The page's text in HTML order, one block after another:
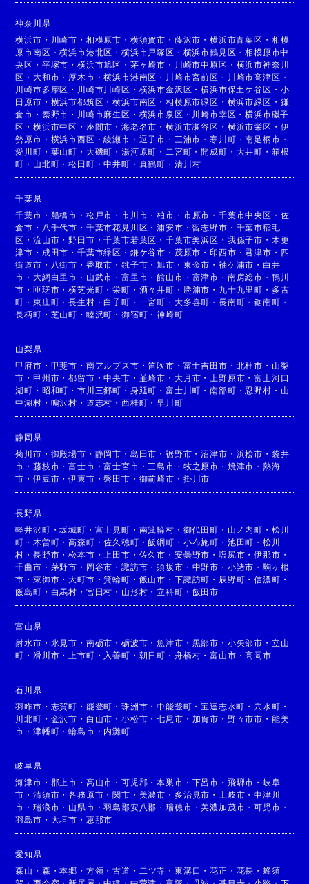
神奈川県
横浜市 ・ 川崎市 ・ 相模原市 ・ 横須賀市 ・ 藤沢市 ・横浜市青葉区 ・ 相模
原市南区 ・横浜市港北区 ・横浜市戸塚区 ・ 横浜市鶴見区 ・相模原市中
央区 ・ 平塚市 ・横浜市旭区 ・ 茅ヶ崎市 ・ 川崎市中原区 ・ 横浜市神奈川
区 ・大和市 ・ 厚木市 ・横浜市港南区 ・ 川崎市宮前区 ・ 川崎市高津区 ・
川崎市多摩区 ・ 川崎市川崎区 ・ 横浜市金沢区 ・横浜市保土ケ谷区 ・ 小
田原市 ・ 横浜市都筑区 ・横浜市南区 ・相模原市緑区 ・ 横浜市緑区 ・ 鎌
倉市 ・ 秦野市 ・ 川崎市麻生区 ・ 横浜市泉区 ・ 川崎市幸区 ・横浜市磯子
区 ・横浜市中区 ・ 座間市 ・海老名市 ・横浜市瀬谷区 ・ 横浜市栄区 ・ 伊
勢原市 ・ 横浜市西区 ・綾瀬市 ・ 逗子市 ・ 三浦市 ・寒川町 ・南足柄市 ・
愛川町 ・ 葉山町 ・ 大磯町 ・湯河原町 ・ 二宮町 ・開成町 ・ 大井町 ・ 箱根
町 ・ 山北町 ・松田町 ・中井町 ・ 真鶴町 ・ 清川村
千葉県
千葉市 ・ 船橋市 ・ 松戸市 ・市川市 ・柏市 ・ 市原市 ・ 千葉市中央区 ・ 佐
倉市 ・ 八千代市 ・ 千葉市花見川区 ・浦安市 ・習志野市 ・ 千葉市稲毛
区 ・流山市 ・野田市 ・千葉市若葉区 ・千葉市美浜区 ・ 我孫子市 ・ 木更
津市 ・ 成田市 ・千葉市緑区 ・ 鎌ケ谷市 ・ 茂原市 ・印西市 ・君津市 ・ 四
街道市 ・ 八街市 ・ 香取市 ・銚子市 ・旭市 ・ 東金市 ・ 袖ケ浦市 ・ 白井
市 ・大網白里市 ・ 山武市 ・富里市 ・館山市 ・ 富津市 ・ 南房総市 ・ 鴨川
市 ・匝瑳市 ・横芝光町 ・栄町 ・ 酒々井町 ・ 勝浦市 ・ 九十九里町 ・ 多古
町 ・東庄町 ・長生村 ・ 白子町 ・ 一宮町 ・ 大多喜町 ・ 長南町 ・鋸南町 ・
長柄町 ・ 芝山町 ・ 睦沢町 ・御宿町 ・神崎町
山梨県
甲府市 ・ 甲斐市 ・ 南アルプス市 ・笛吹市 ・ 富士吉田市 ・ 北杜市 ・ 山梨
市 ・甲州市 ・都留市 ・中央市 ・ 韮崎市 ・ 大月市 ・ 上野原市 ・富士河口
湖町 ・ 昭和町 ・市川三郷町 ・ 身延町 ・富士川町 ・南部町 ・忍野村 ・ 山
中湖村 ・ 鳴沢村 ・ 道志村 ・西桂町 ・早川町
静岡県
菊川市 ・ 御殿場市 ・ 静岡市 ・ 島田市 ・裾野市 ・沼津市 ・ 浜松市 ・ 袋井
市 ・藤枝市 ・富士市 ・富士宮市 ・ 三島市 ・ 牧之原市 ・ 焼津市 ・ 熱海
市 ・伊豆市 ・伊東市 ・磐田市 ・ 御前崎市 ・ 掛川市
長野県
軽井沢町 ・坂城町 ・ 富士見町 ・ 南箕輪村 ・ 御代田町 ・ 山ノ内町 ・ 松川
町 ・ 木曽町 ・高森町 ・佐久穂町 ・飯綱町 ・ 小布施町 ・ 池田町 ・ 松川
村 ・長野市 ・松本市 ・ 上田市 ・ 佐久市 ・ 安曇野市 ・ 塩尻市 ・伊那市 ・
千曲市 ・ 茅野市 ・ 岡谷市 ・諏訪市 ・須坂市 ・ 中野市 ・ 小諸市 ・ 駒ヶ根
市 ・東御市 ・大町市 ・箕輪町 ・ 飯山市 ・ 下諏訪町 ・ 辰野町 ・信濃町 ・
飯島町 ・ 白馬村 ・ 宮田村 ・ 山形村 ・立科町 ・ 飯田市
富山県
射水市 ・ 氷見市 ・ 南砺市 ・砺波市 ・魚津市 ・ 黒部市 ・ 小矢部市 ・ 立山
町 ・滑川市 ・ 上市町 ・ 入善町 ・ 朝日町 ・ 舟橋村 ・富山市 ・高岡市
石川県
羽咋市 ・ 志賀町 ・ 能登町 ・珠洲市 ・中能登町 ・宝達志水町 ・ 穴水町 ・
川北町 ・ 金沢市 ・ 白山市 ・小松市 ・七尾市 ・ 加賀市 ・ 野々市市 ・ 能美
市 ・津幡町 ・輪島市 ・ 内灘町
岐阜県
海津市 ・ 郡上市 ・ 高山市 ・可児郡 ・本巣市 ・ 下呂市 ・ 飛騨市 ・ 岐阜
市 ・清須市 ・各務原市 ・関市 ・ 美濃市 ・ 多治見市 ・ 土岐市 ・中津川
市 ・瑞浪市 ・ 山県市 ・羽島郡安八郡 ・瑞穂市 ・美濃加茂市 ・可児市 ・
羽島市 ・ 大垣市 ・ 恵那市
愛知県
森山 ・ 森 ・本郷 ・ 方領 ・古道 ・ 二ツ寺 ・ 東溝口 ・花正 ・ 花長 ・ 蜂須